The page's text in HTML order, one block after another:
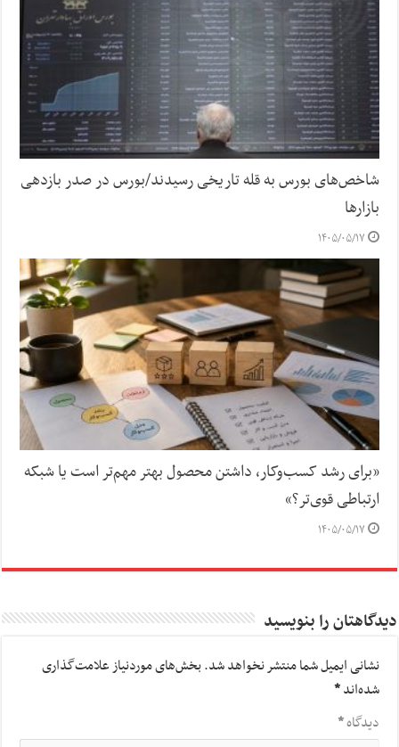
شاخص‌های بورس به قله تاریخی رسیدند/بورس در صدر بازدهی
بازارها
۱۴۰۵/۰۵/۱۷
«برای رشد کسب‌وکار، داشتن محصول بهتر مهم‌تر است یا شبکه
ارتباطی قوی‌تر؟»
۱۴۰۵/۰۵/۱۷
دیدگاهتان را بنویسید
نشانی ایمیل شما منتشر نخواهد شد.بخش‌های موردنیاز علامت‌گذاری
شده‌اند*
دیدگاه*